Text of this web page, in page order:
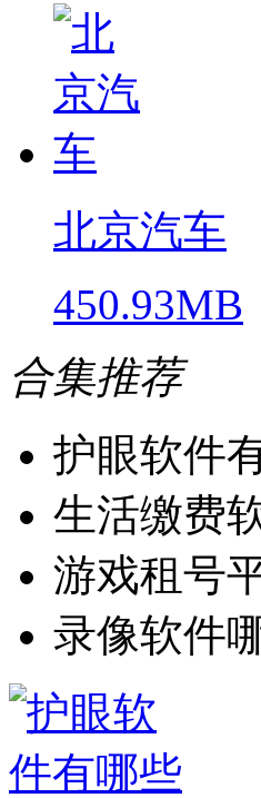
北京汽车
450.93MB
合集推荐
护眼软件
生活缴费
游戏租号
录像软件